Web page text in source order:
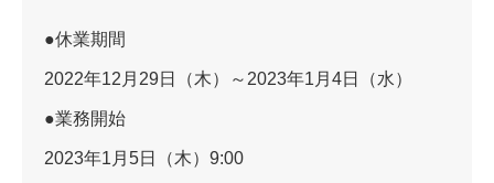
●休業期間
2022年12月29日（木）～2023年1月4日（水）
●業務開始
2023年1月5日（木）9:00